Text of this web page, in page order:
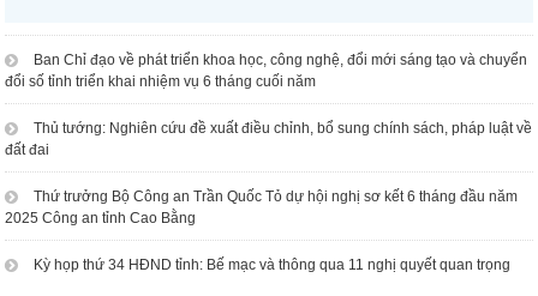
Ban Chỉ đạo về phát triển khoa học, công nghệ, đổi mới sáng tạo và chuyển
đổi số tỉnh triển khai nhiệm vụ 6 tháng cuối năm
Thủ tướng: Nghiên cứu đề xuất điều chỉnh, bổ sung chính sách, pháp luật về
đất đai
Thứ trưởng Bộ Công an Trần Quốc Tỏ dự hội nghị sơ kết 6 tháng đầu năm
2025 Công an tỉnh Cao Bằng
Kỳ họp thứ 34 HĐND tỉnh: Bế mạc và thông qua 11 nghị quyết quan trọng